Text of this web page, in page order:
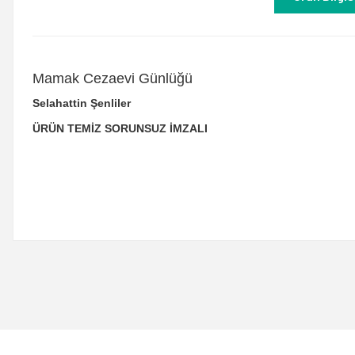
Mamak Cezaevi Günlüğü
Selahattin Şenliler
ÜRÜN TEMİZ SORUNSUZ İMZALI